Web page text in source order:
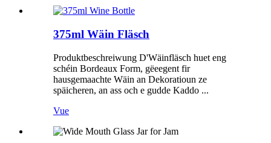
375ml Wäin Fläsch
Produktbeschreiwung D'Wäinfläsch huet eng
schéin Bordeaux Form, gëeegent fir
hausgemaachte Wäin an Dekoratioun ze
späicheren, an ass och e gudde Kaddo ...
Vue